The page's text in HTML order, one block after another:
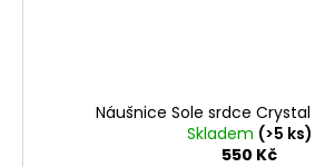
Náušnice Sole srdce Crystal
Skladem (>5 ks)
550 Kč